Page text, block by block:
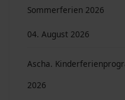
Sommerferien 2026
04. August 2026
Ascha.
2026